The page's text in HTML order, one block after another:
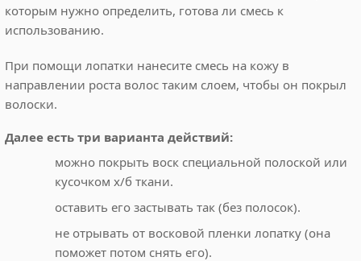
которым нужно определить, готова ли смесь к
использованию.
При помощи лопатки нанесите смесь на кожу в
направлении роста волос таким слоем, чтобы он покрыл
волоски.
Далее есть три варианта действий:
можно покрыть воск специальной полоской или
кусочком х/б ткани.
оставить его застывать так (без полосок).
не отрывать от восковой пленки лопатку (она
поможет потом снять его).